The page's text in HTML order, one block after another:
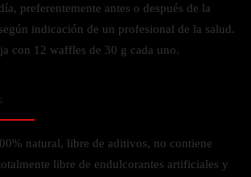
preferentemente antes o después de la
indicación de un profesional de la salud.
con 12 waffles de 30 g cada uno.
natural, libre de aditivos, no contiene
libre de endulcorantes artificiales y